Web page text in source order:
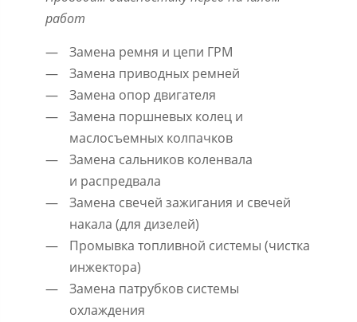
работ
Замена ремня и цепи ГРМ
Замена приводных ремней
Замена опор двигателя
Замена поршневых колец и
маслосъемных колпачков
Замена сальников коленвала
и распредвала
Замена свечей зажигания и свечей
накала (для дизелей)
Промывка топливной системы (чистка
инжектора)
Замена патрубков системы
охлаждения